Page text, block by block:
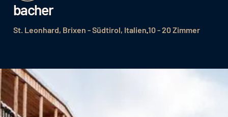
bacher
St. Leonhard, Brixen - Südtirol, Italien 10 - 20 Zimmer